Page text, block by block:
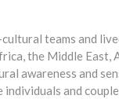
teams and
the Middle East,
awareness and
and